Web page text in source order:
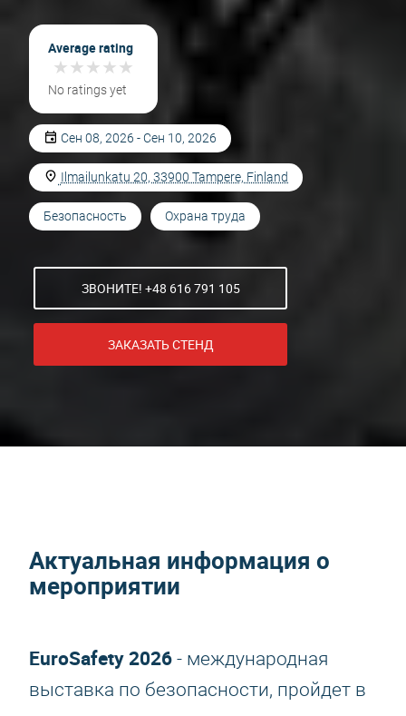
Average rating
★★★★★
★★★★★
No ratings yet
Сен 08, 2026 - Сен 10, 2026
Ilmailunkatu 20, 33900 Tampere, Finland
Безопасность Охрана труда
ЗВОНИТЕ! +48 616 791 105
ЗАКАЗАТЬ СТЕНД
Актуальная информация о
мероприятии
EuroSafety 2026 - международная
выставка по безопасности, пройдет в